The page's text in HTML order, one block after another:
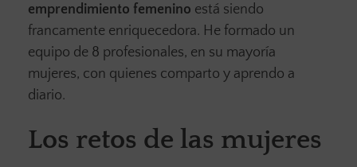
emprendimiento femenino está siendo
francamente enriquecedora. He formado un
equipo de 8 profesionales, en su mayoría
mujeres, con quienes comparto y aprendo a
diario.
Los retos de las mujeres